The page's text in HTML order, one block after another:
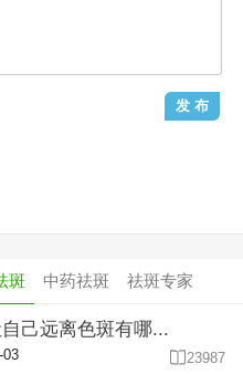
斑 中药祛斑 祛斑专家
己远离色斑有哪...
03  23987